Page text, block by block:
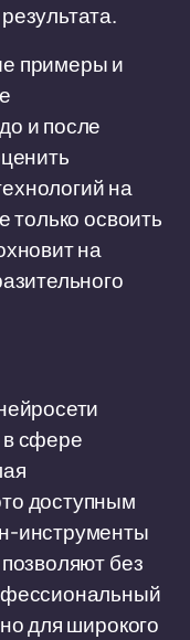
примеры и
и после
на
только освоить
на
сфере
доступным
инструменты
без
для широкого